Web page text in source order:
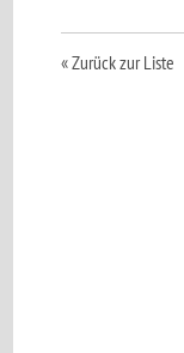
« Zurück zur Liste